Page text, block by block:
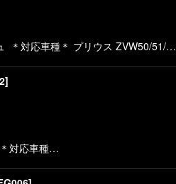
対応車種＊ プリウス ZVW50/51/…
]
対応車種…